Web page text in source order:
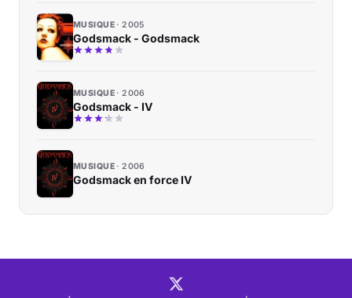
MUSIQUE 2005
Godsmack - Godsmack
MUSIQUE 2006
Godsmack - IV
MUSIQUE 2006
Godsmack en force IV